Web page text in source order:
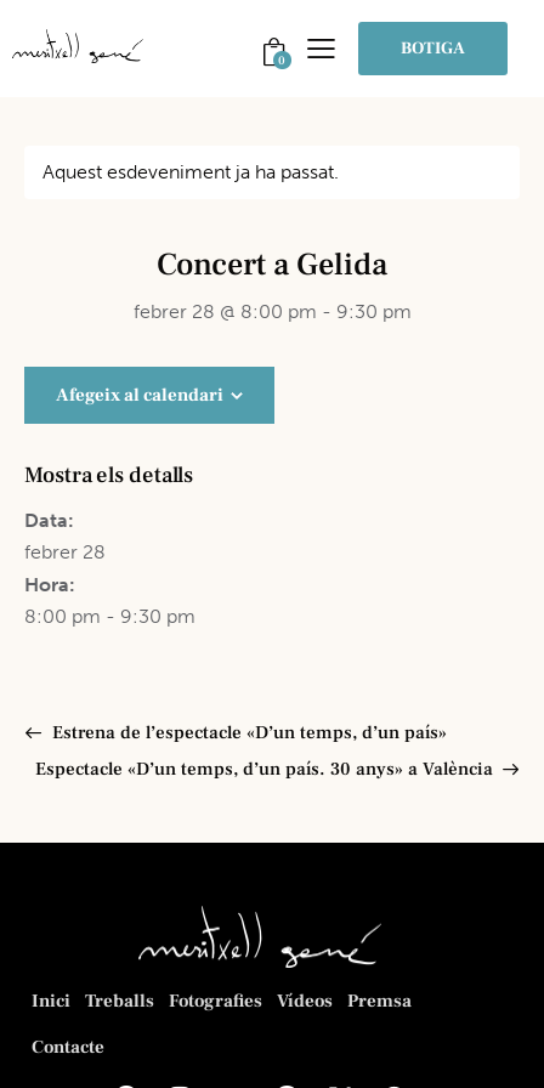
0 BOTIGA
Aquest esdeveniment ja ha passat.
Concert a Gelida
febrer 28 @ 8:00 pm - 9:30 pm
Afegeix al calendari
Mostra els detalls
Data:
febrer 28
Hora:
8:00 pm - 9:30 pm
Estrena de l’espectacle «D’un temps, d’un país»
Espectacle «D’un temps, d’un país. 30 anys» a València
Inici Treballs Fotografies Vídeos
Premsa
Contacte